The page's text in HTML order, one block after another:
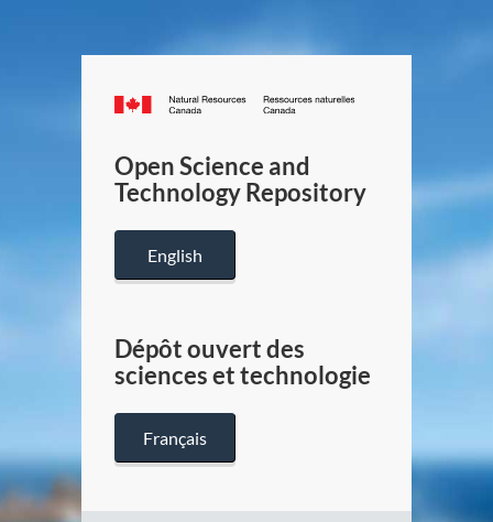
Canada.ca
/
Canada
Open Science and
Technology Repository
English
Dépôt ouvert des
sciences et technologie
Français